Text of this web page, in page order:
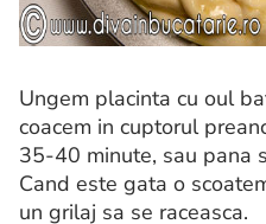
Ungem placinta cu oul
coacem in cuptorul
35-40 minute, sau pana
Cand este gata o
un grilaj sa se raceasca.